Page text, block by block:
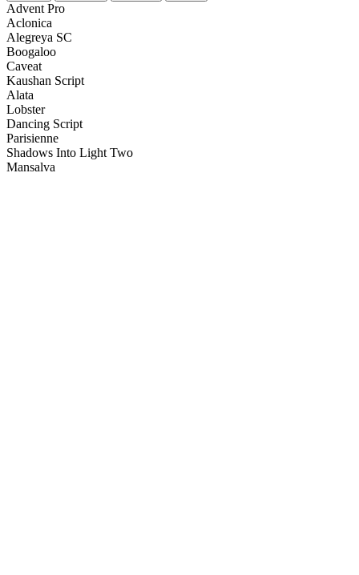
Advent Pro
Aclonica
Alegreya SC
Boogaloo
Caveat
Kaushan Script
Alata
Lobster
Dancing Script
Parisienne
Shadows Into Light Two
Mansalva